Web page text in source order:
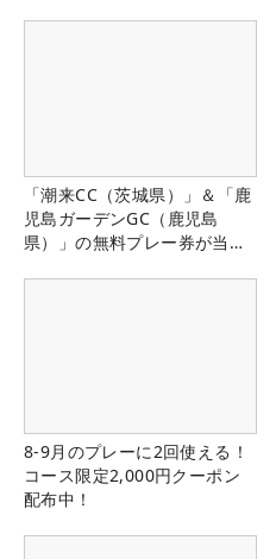
「潮来CC（茨城県）」＆「鹿
児島ガーデンGC（鹿児島
県）」の無料プレー券が当た
8-9月のプレーに2回使える！
コース限定2,000円クーポン
配布中！